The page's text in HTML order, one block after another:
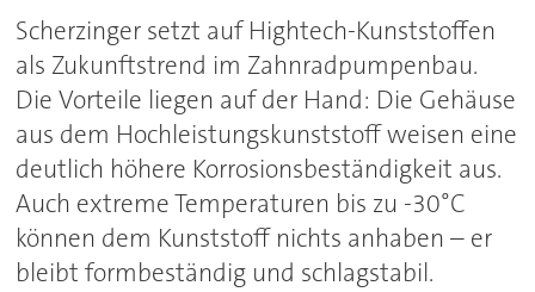
Scherzinger setzt auf Hightech-Kunststoffen
als Zukunftstrend im Zahnradpumpenbau.
Die Vorteile liegen auf der Hand: Die Gehäuse
aus dem Hochleistungskunststoff weisen eine
deutlich höhere Korrosionsbeständigkeit aus.
Auch extreme Temperaturen bis zu -30°C
können dem Kunststoff nichts anhaben – er
bleibt formbeständig und schlagstabil.